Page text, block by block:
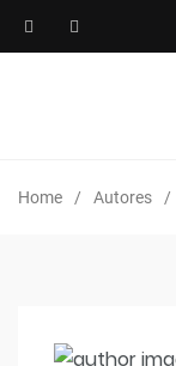
Home Autores